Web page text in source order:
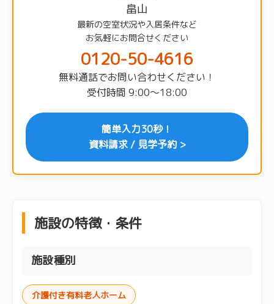
畠山
最新の空室状況や入居条件など
お気軽にお問合せください
0120-50-4616
無料通話でお問い合わせください！
受付時間 9:00〜18:00
簡単入力30秒！
資料請求 / 見学予約 >
施設の特徴・条件
施設種別
介護付き有料老人ホーム